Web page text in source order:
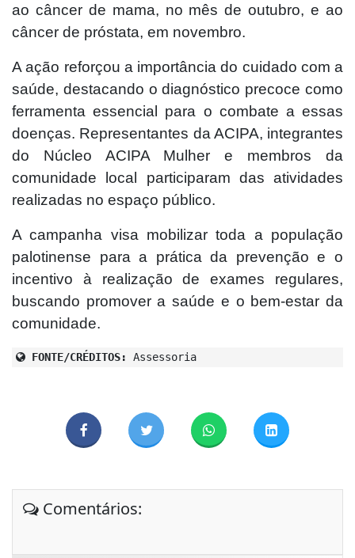
ao câncer de mama, no mês de outubro, e ao
câncer de próstata, em novembro.
A ação reforçou a importância do cuidado com a
saúde, destacando o diagnóstico precoce como
ferramenta essencial para o combate a essas
doenças. Representantes da ACIPA, integrantes
do Núcleo ACIPA Mulher e membros da
comunidade local participaram das atividades
realizadas no espaço público.
A campanha visa mobilizar toda a população
palotinense para a prática da prevenção e o
incentivo à realização de exames regulares,
buscando promover a saúde e o bem-estar da
comunidade.
FONTE/CRÉDITOS: Assessoria
Comentários: